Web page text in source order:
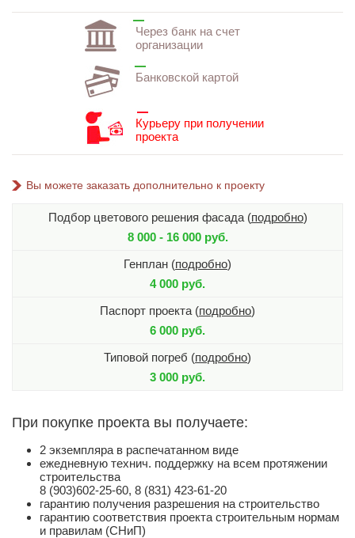
Через банк на счет
организации
Банковской картой
Курьеру при получении
проекта
Вы можете заказать дополнительно к проекту
Подбор цветового решения фасада (подробно)
8 000 - 16 000 руб.
Генплан (подробно)
4 000 руб.
Паспорт проекта (подробно)
6 000 руб.
Типовой погреб (подробно)
3 000 руб.
При покупке проекта вы получаете:
2 экземпляра в распечатанном виде
ежедневную технич. поддержку на всем протяжении
строительства
8 (903)602-25-60, 8 (831) 423-61-20
гарантию получения разрешения на строительство
гарантию соответствия проекта строительным нормам
и правилам (СНиП)